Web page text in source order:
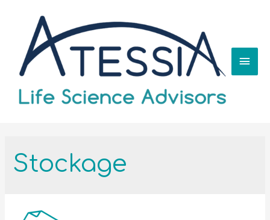
Stockage